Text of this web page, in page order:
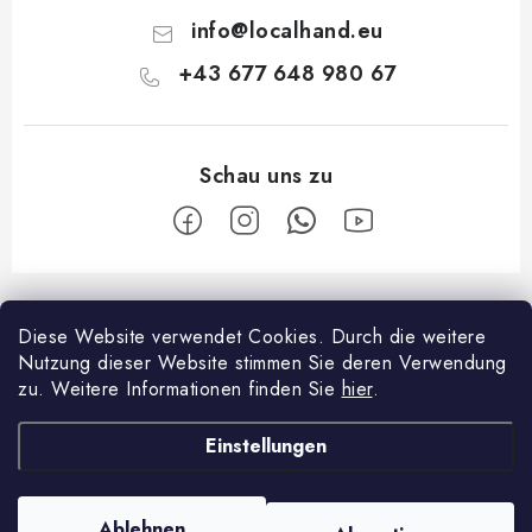
Diese Website verwendet Cookies. Durch die weitere
Nutzung dieser Website stimmen Sie deren Verwendung
zu. Weitere Informationen finden Sie hier.
Einstellungen
info@localhand.eu
+43 677 648 980 67
F
u
Facebook
Über shopping
Zahlungsmöglichkeiten und Versand
Reklamationsordnung
Über die Firma